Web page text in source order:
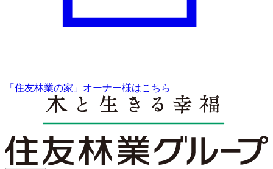
「住友林業の家」オーナー様はこちら